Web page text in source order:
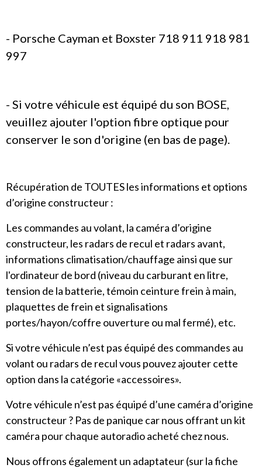
- Porsche Cayman et Boxster 718 911 918 981
997
- Si votre véhicule est équipé du son BOSE,
veuillez ajouter l'option fibre optique pour
conserver le son d'origine (en bas de page).
Récupération de TOUTES les informations et options
d’origine constructeur :
Les commandes au volant, la caméra d’origine
constructeur, les radars de recul et radars avant,
informations climatisation/chauffage ainsi que sur
l'ordinateur de bord (niveau du carburant en litre,
tension de la batterie, témoin ceinture frein à main,
plaquettes de frein et signalisations
portes/hayon/coffre ouverture ou mal fermé), etc.
Si votre véhicule n’est pas équipé des commandes au
volant ou radars de recul vous pouvez ajouter cette
option dans la catégorie «accessoires».
Votre véhicule n’est pas équipé d’une caméra d’origine
constructeur ? Pas de panique car nous offrant un kit
caméra pour chaque autoradio acheté chez nous.
Nous offrons également un adaptateur (sur la fiche